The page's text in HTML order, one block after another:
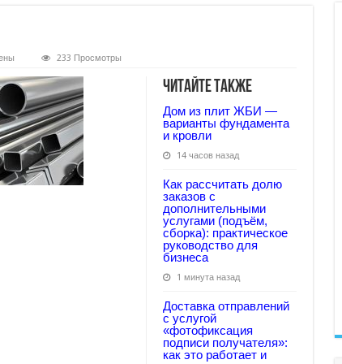
233 Просмотры
Читайте также
Дом из плит ЖБИ —
варианты фундамента
и кровли
14 часов назад
Как рассчитать долю
заказов с
дополнительными
услугами (подъём,
сборка): практическое
руководство для
бизнеса
1 минута назад
Доставка отправлений
с услугой
«фотофиксация
подписи получателя»:
как это работает и